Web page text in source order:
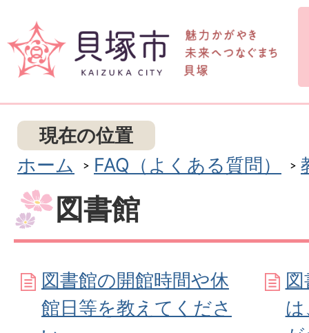
現在の位置
ホーム
FAQ（よくある質問）
図書館
図書館の開館時間や休
館日等を教えてくださ